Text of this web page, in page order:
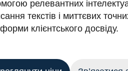
релевантних
текстів і миттєвих
клієнтського досвіду.